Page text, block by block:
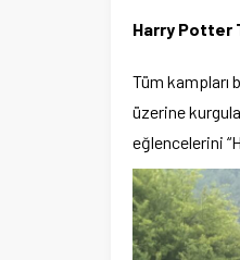
Harry Potter
Tüm kampları
üzerine
eğlencelerini